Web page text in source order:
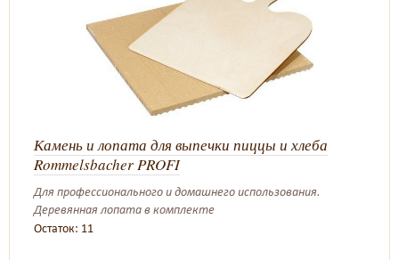
Камень и лопата для выпечки пиццы и хлеба
Rommelsbacher PROFI
Для профессионального и домашнего использования.
Деревянная лопата в комплекте
Остаток: 11